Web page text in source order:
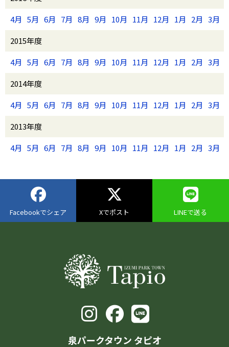
4月 5月 6月 7月 8月 9月 10月 11月 12月 1月 2月 3月
2015年度
4月 5月 6月 7月 8月 9月 10月 11月 12月 1月 2月 3月
2014年度
4月 5月 6月 7月 8月 9月 10月 11月 12月 1月 2月 3月
2013年度
4月 5月 6月 7月 8月 9月 10月 11月 12月 1月 2月 3月
Facebookでシェア Xでポスト LINEで送る
泉パークタウン タピオ